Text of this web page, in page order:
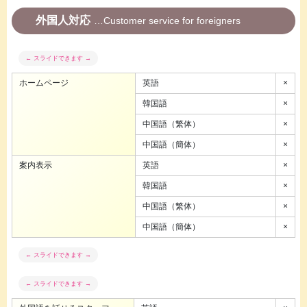
外国人対応 Customer service for foreigners
ホームページ 英語 ×
韓国語 ×
中国語（繁体） ×
中国語（簡体） ×
案内表示 英語 ×
韓国語 ×
中国語（繁体） ×
中国語（簡体） ×